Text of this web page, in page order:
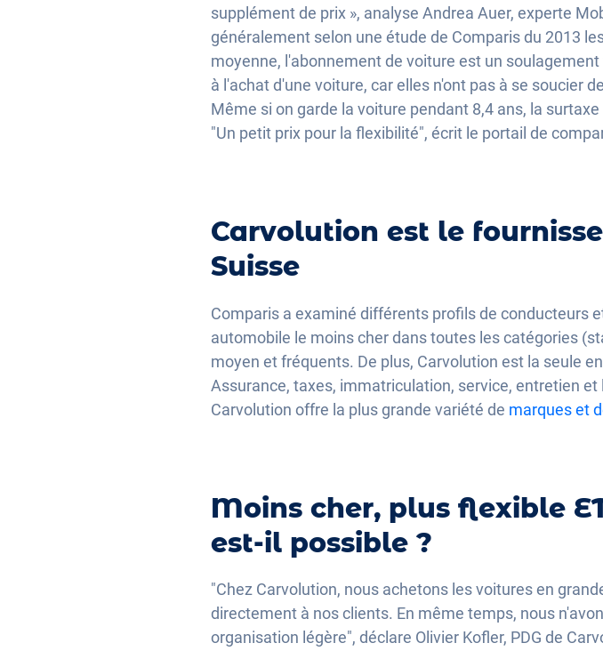
supplément de prix », analyse Andrea Auer, experte
généralement selon une étude de Comparis du 2013
moyenne, l'abonnement de voiture est un
à l'achat d'une voiture, car elles n'ont pas à se soucier
Même si on garde la voiture pendant 8,4 ans, la
"Un petit prix pour la flexibilité", écrit le portail de
Carvolution est le
Suisse
Comparis a examiné différents profils de conducteurs
automobile le moins cher dans toutes les catégories
moyen et fréquents. De plus, Carvolution est la seule
Assurance, taxes, immatriculation, service, entretien
Carvolution offre la plus grande variété de marques et
Moins cher, plus flexible
est-il possible ?
"Chez Carvolution, nous achetons les voitures en
directement à nos clients. En même temps, nous
organisation légère", déclare Olivier Kofler, PDG de